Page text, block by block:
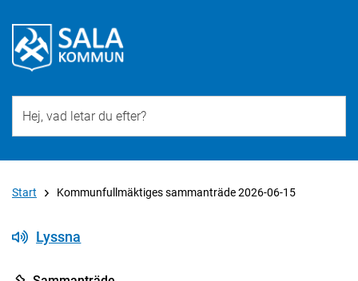
Start Kommunfullmäktiges sammanträde 2026-06-15
Lyssna